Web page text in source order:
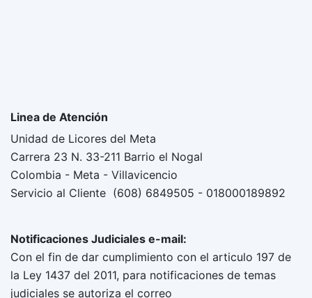
Linea de Atención
Unidad de Licores del Meta
Carrera 23 N. 33-211 Barrio el Nogal
Colombia - Meta - Villavicencio
Servicio al Cliente (608) 6849505 - 018000189892
Notificaciones Judiciales e-mail:
Con el fin de dar cumplimiento con el articulo 197 de
la Ley 1437 del 2011, para notificaciones de temas
judiciales se autoriza el correo